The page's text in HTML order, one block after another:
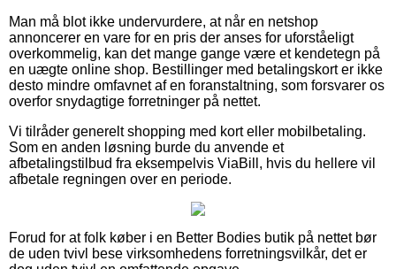
Man må blot ikke undervurdere, at når en netshop
annoncerer en vare for en pris der anses for uforståeligt
overkommelig, kan det mange gange være et kendetegn på
en uægte online shop. Bestillinger med betalingskort er ikke
desto mindre omfavnet af en foranstaltning, som forsvarer os
overfor snydagtige forretninger på nettet.
Vi tilråder generelt shopping med kort eller mobilbetaling.
Som en anden løsning burde du anvende et
afbetalingstilbud fra eksempelvis ViaBill, hvis du hellere vil
afbetale regningen over en periode.
Forud for at folk køber i en Better Bodies butik på nettet bør
de uden tvivl bese virksomhedens forretningsvilkår, det er